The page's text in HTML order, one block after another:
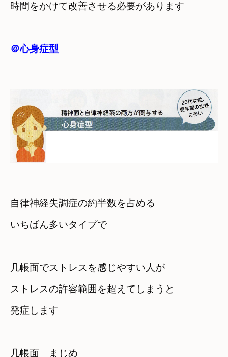
時間をかけて改善させる必要があります
＠心身症型
自律神経失調症の約半数を占める
いちばん多いタイプで
几帳面でストレスを感じやすい人が
ストレスの許容範囲を超えてしまうと
発症します
几帳面　まじめ